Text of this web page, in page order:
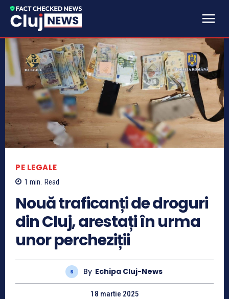
PE LEGALE
1 min. Read
Nouă traficanți de droguri
din Cluj, arestați în urma
unor percheziții
By Echipa Cluj-News
18 martie 2025